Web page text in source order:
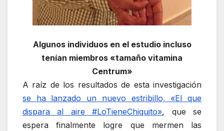
Algunos individuos en el estudio incluso
tenían miembros «tamaño vitamina
Centrum»
A raíz de los resultados de esta investigación
se ha lanzado un nuevo estribillo, «El que
dispara al aire #LoTieneChiquito», que se
espera finalmente logre que mermen las